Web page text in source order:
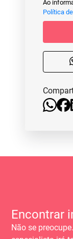
Ao
Política
Encontrar
Não se